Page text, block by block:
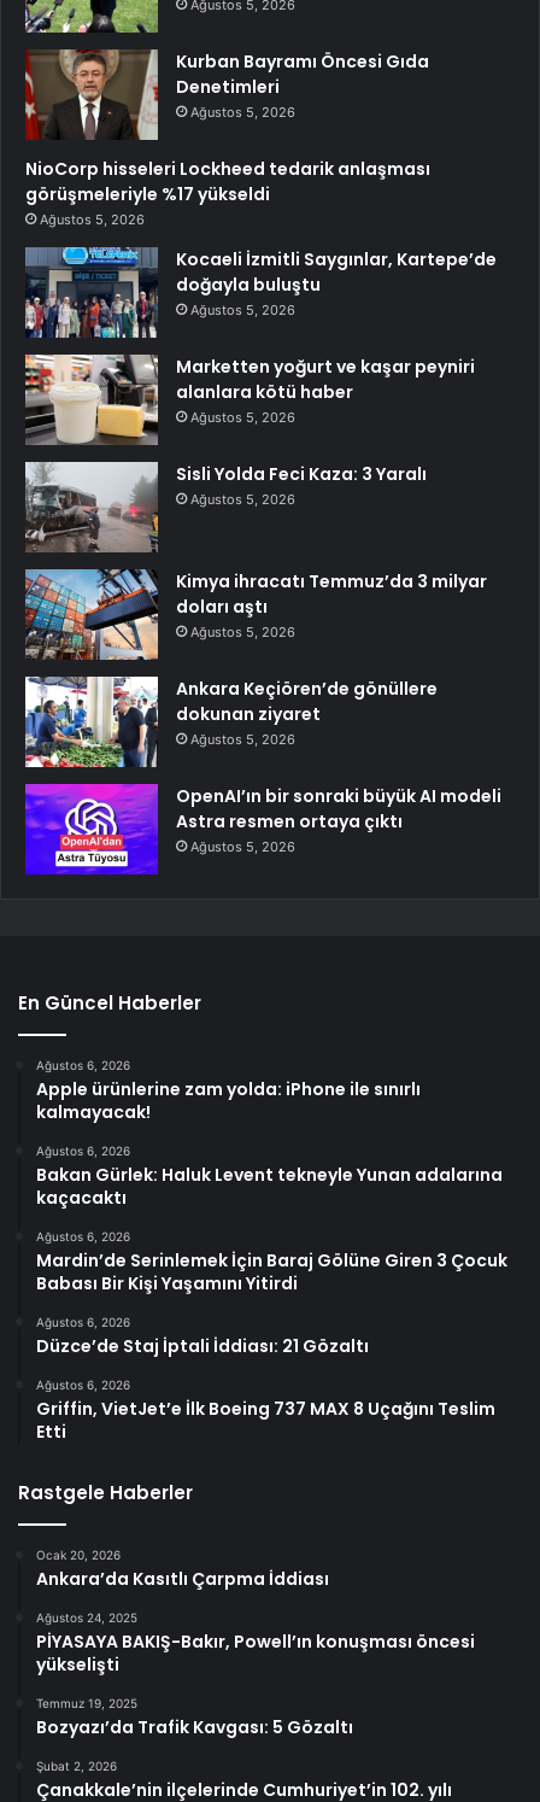
Ağustos 5, 2026
Kurban Bayramı Öncesi Gıda
Denetimleri
Ağustos 5, 2026
NioCorp hisseleri Lockheed tedarik anlaşması
görüşmeleriyle %17 yükseldi
Ağustos 5, 2026
Kocaeli İzmitli Saygınlar, Kartepe’de
doğayla buluştu
Ağustos 5, 2026
Marketten yoğurt ve kaşar peyniri
alanlara kötü haber
Ağustos 5, 2026
Sisli Yolda Feci Kaza: 3 Yaralı
Ağustos 5, 2026
Kimya ihracatı Temmuz’da 3 milyar
doları aştı
Ağustos 5, 2026
Ankara Keçiören’de gönüllere
dokunan ziyaret
Ağustos 5, 2026
OpenAI’ın bir sonraki büyük AI modeli
Astra resmen ortaya çıktı
Ağustos 5, 2026
En Güncel Haberler
Ağustos 6, 2026
Apple ürünlerine zam yolda: iPhone ile sınırlı
kalmayacak!
Ağustos 6, 2026
Bakan Gürlek: Haluk Levent tekneyle Yunan adalarına
kaçacaktı
Ağustos 6, 2026
Mardin’de Serinlemek İçin Baraj Gölüne Giren 3 Çocuk
Babası Bir Kişi Yaşamını Yitirdi
Ağustos 6, 2026
Düzce’de Staj İptali İddiası: 21 Gözaltı
Ağustos 6, 2026
Griffin, VietJet’e İlk Boeing 737 MAX 8 Uçağını Teslim
Etti
Rastgele Haberler
Ocak 20, 2026
Ankara’da Kasıtlı Çarpma İddiası
Ağustos 24, 2025
PİYASAYA BAKIŞ-Bakır, Powell’ın konuşması öncesi
yükselişti
Temmuz 19, 2025
Bozyazı’da Trafik Kavgası: 5 Gözaltı
Şubat 2, 2026
Çanakkale’nin ilçelerinde Cumhuriyet’in 102. yılı